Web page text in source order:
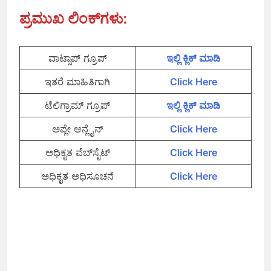
ಪ್ರಮುಖ ಲಿಂಕ್‌ಗಳು:
ವಾಟ್ಸಾಪ್‌ ಗ್ರೂಪ್
ಇಲ್ಲಿ ಕ್ಲಿಕ್‌ ಮಾಡಿ
ಇತರೆ ಮಾಹಿತಿಗಾಗಿ
Click Here
ಟೆಲಿಗ್ರಾಮ್ ಗ್ರೂಪ್
ಇಲ್ಲಿ ಕ್ಲಿಕ್‌ ಮಾಡಿ
ಅಪ್ಲೇ ಆನ್ಲೈನ್
Click Here
ಅಧಿಕೃತ ವೆಬ್‌ಸೈಟ್
Click Here
ಅಧಿಕೃತ ಅಧಿಸೂಚನೆ
Click Here